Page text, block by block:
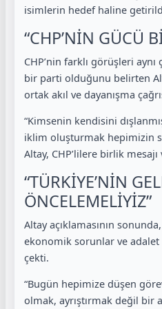
isimlerin hedef haline
“CHP’NİN GÜCÜ
CHP’nin farklı görüşleri
bir parti olduğunu belirten
ortak akıl ve dayanışma
“Kimsenin kendisini
iklim oluşturmak hepimizin
Altay, CHP’lilere birlik mesajı
“TÜRKİYE’NİN
ÖNCELEMELİYİZ”
Altay açıklamasının
ekonomik sorunlar ve adalet
çekti.
“Bugün hepimize düşen
olmak, ayrıştırmak değil bir